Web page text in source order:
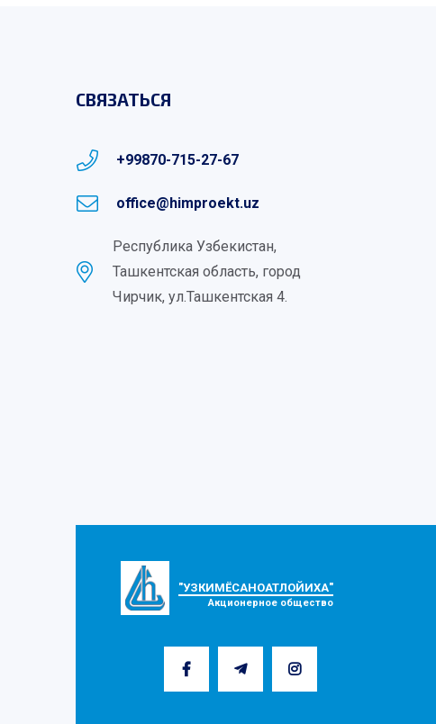
СВЯЗАТЬСЯ
+99870-715-27-67
office@himproekt.uz
Республика Узбекистан,
Ташкентская область, город
Чирчик, ул.Ташкентская 4.
"УЗКИМЁСАНОАТЛОЙИХА"
Акционерное общество